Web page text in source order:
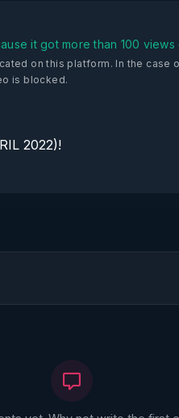
it got more than 100
on this platform. In the case
is blocked.
2022)!